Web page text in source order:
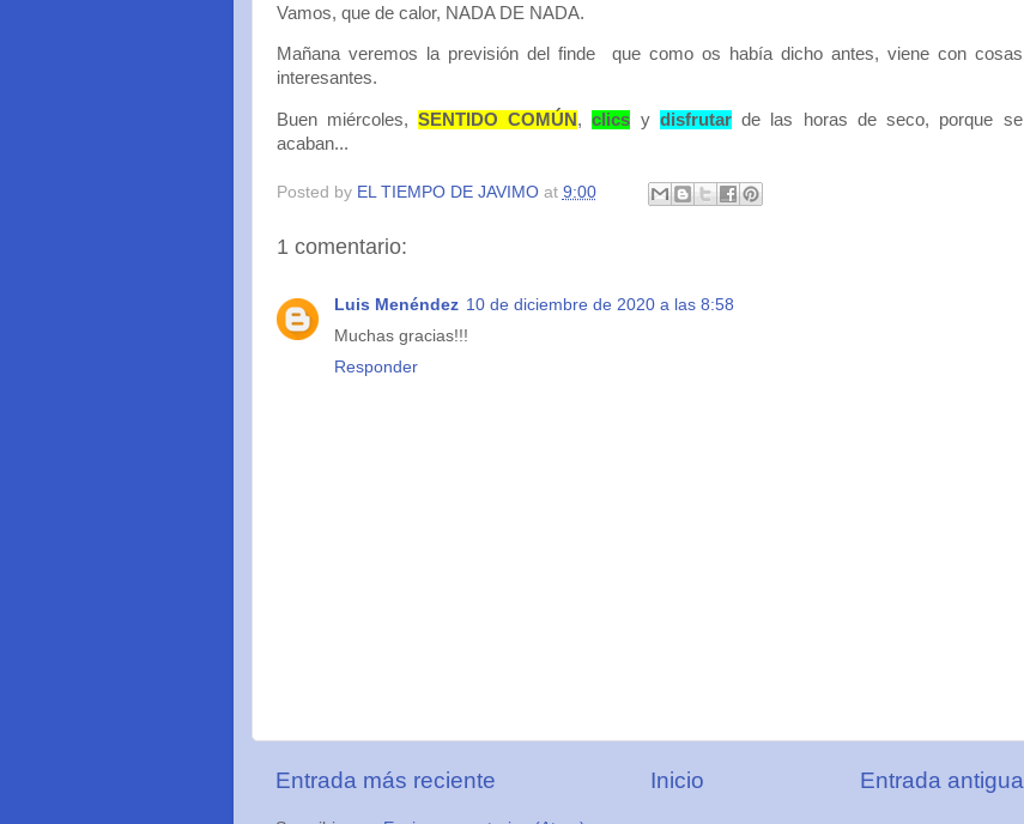
Vamos, que de calor, NADA DE NADA.
Mañana veremos la previsión del finde que como os había dicho antes, viene con cosas
interesantes.
Buen miércoles, SENTIDO COMÚN ,clics y disfrutarde las horas de seco, porque se
acaban...
Posted by EL TIEMPO DE JAVIMO at 9:00
1 comentario:
Luis Menéndez 10 de diciembre de 2020 a las 8:58
Muchas gracias!!!
Responder
Entrada más reciente Entrada antigua
Inicio